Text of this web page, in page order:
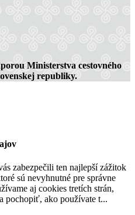
Ministerstva cestovného
republiky.
zabezpečili ten najlepší zážitok
sú nevyhnutné pre správne
aj cookies tretích strán,
pochopiť, ako používate t...